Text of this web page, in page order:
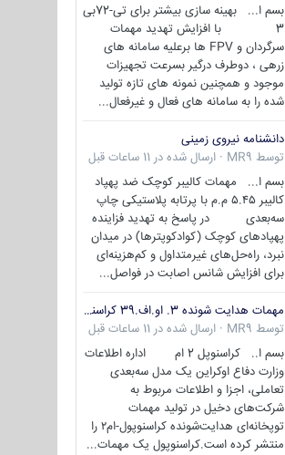
بسم ا... بهینه سازی بیشتر برای تی-72بی
3 با افزایش تهدید مهمات
سرگردان و FPV ها برعلیه سامانه های
زرهی ، دوطرف درگیر بسرعت تجهیزات
موجود و همچنین نمونه های تازه تولید
شده را به سامانه های فعال و غیرفعال...
دانشنامه نیروی زمینی
توسط MR9
· ارسال شده در 11 ساعات قبل
بسم ا... مهمات کالیبر کوچک ضد پهپاد
کالیبر ۵.۴۵ م.م با پرتابه پلاستیکی چاپ
سه‌بعدی در پاسخ به تهدید فزاینده
پهپادهای کوچک (کوادکوپترها) در میدان
نبرد، راه‌حل‌های غیرمتداول و کم‌هزینه‌ای
برای افزایش شانس اصابت در فواصل...
مهمات هدایت شونده 3. او.اف.39 کراسنوپل/بصیر( Krasnopol 3OF39 )
توسط MR9
· ارسال شده در 11 ساعات قبل
بسم ا.. کراسنوپل 2 ام اداره اطلاعات
وزارت دفاع اوکراین یک مدل سه‌بعدی
تعاملی، اجزا و اطلاعات مربوط به
شرکت‌های دخیل در تولید مهمات
توپخانه‌ای هدایت‌شونده کراسنوپول-ام۲ را
منتشر کرده است.کراسنوپول یک مهمات...